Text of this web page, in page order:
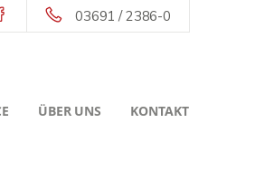
03691 / 2386-0
ÜBER UNS KONTAKT